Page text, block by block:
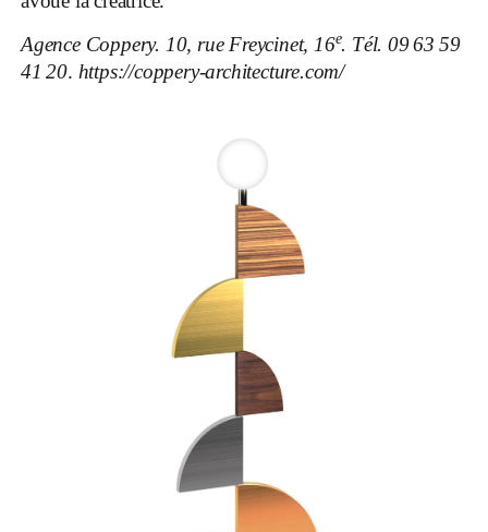
Agence Coppery. 10, rue Freycinet, 16e. Tél. 09 63 59
41 20. https://coppery-architecture.com/